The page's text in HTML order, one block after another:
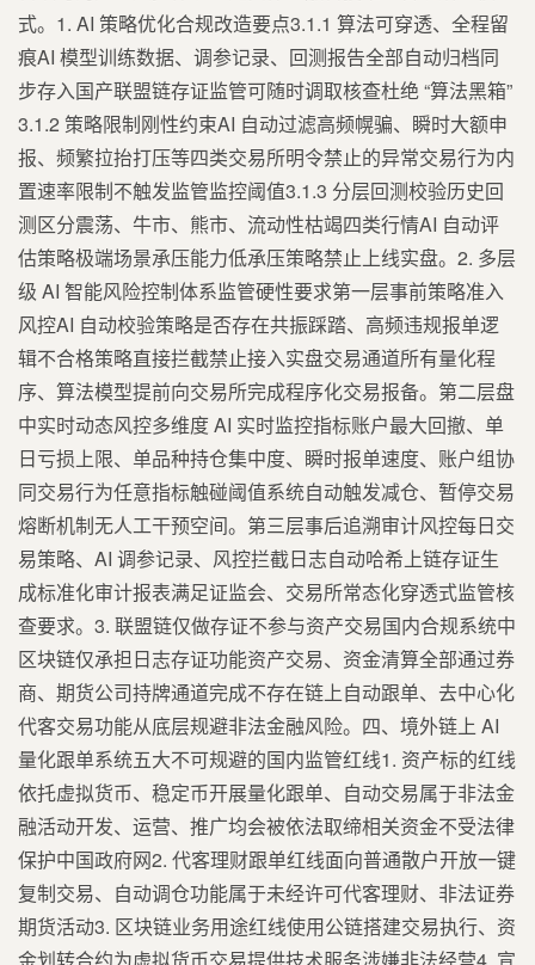
式。1. AI 策略优化合规改造要点3.1.1 算法可穿透、全程留
痕AI 模型训练数据、调参记录、回测报告全部自动归档同
步存入国产联盟链存证监管可随时调取核查杜绝 “算法黑箱”
3.1.2 策略限制刚性约束AI 自动过滤高频幌骗、瞬时大额申
报、频繁拉抬打压等四类交易所明令禁止的异常交易行为内
置速率限制不触发监管监控阈值3.1.3 分层回测校验历史回
测区分震荡、牛市、熊市、流动性枯竭四类行情AI 自动评
估策略极端场景承压能力低承压策略禁止上线实盘。2. 多层
级 AI 智能风险控制体系监管硬性要求第一层事前策略准入
风控AI 自动校验策略是否存在共振踩踏、高频违规报单逻
辑不合格策略直接拦截禁止接入实盘交易通道所有量化程
序、算法模型提前向交易所完成程序化交易报备。第二层盘
中实时动态风控多维度 AI 实时监控指标账户最大回撤、单
日亏损上限、单品种持仓集中度、瞬时报单速度、账户组协
同交易行为任意指标触碰阈值系统自动触发减仓、暂停交易
熔断机制无人工干预空间。第三层事后追溯审计风控每日交
易策略、AI 调参记录、风控拦截日志自动哈希上链存证生
成标准化审计报表满足证监会、交易所常态化穿透式监管核
查要求。3. 联盟链仅做存证不参与资产交易国内合规系统中
区块链仅承担日志存证功能资产交易、资金清算全部通过券
商、期货公司持牌通道完成不存在链上自动跟单、去中心化
代客交易功能从底层规避非法金融风险。四、境外链上 AI
量化跟单系统五大不可规避的国内监管红线1. 资产标的红线
依托虚拟货币、稳定币开展量化跟单、自动交易属于非法金
融活动开发、运营、推广均会被依法取缔相关资金不受法律
保护中国政府网2. 代客理财跟单红线面向普通散户开放一键
复制交易、自动调仓功能属于未经许可代客理财、非法证券
期货活动3. 区块链业务用途红线使用公链搭建交易执行、资